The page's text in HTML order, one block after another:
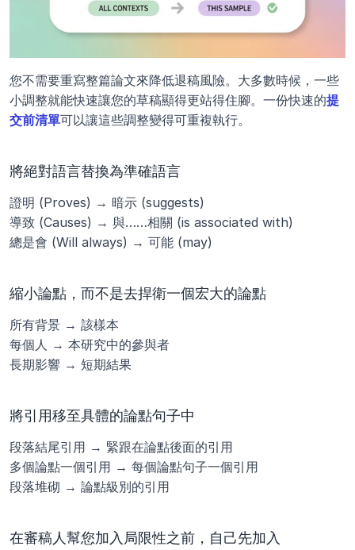
您不需要重寫整篇論文來降低退稿風險。大多數時候，一些
小調整就能快速讓您的草稿顯得更站得住腳。一份快速的提
交前清單可以讓這些調整變得可重複執行。
將絕對語言替換為準確語言
證明 (Proves) → 暗示 (suggests)
導致 (Causes) → 與……相關 (is associated with)
總是會 (Will always) → 可能 (may)
縮小論點，而不是去捍衛一個宏大的論點
所有背景 → 該樣本
每個人 → 本研究中的參與者
長期影響 → 短期結果
將引用移至具體的論點句子中
段落結尾引用 → 緊跟在論點後面的引用
多個論點一個引用 → 每個論點句子一個引用
段落堆砌 → 論點級別的引用
在審稿人幫您加入局限性之前，自己先加入